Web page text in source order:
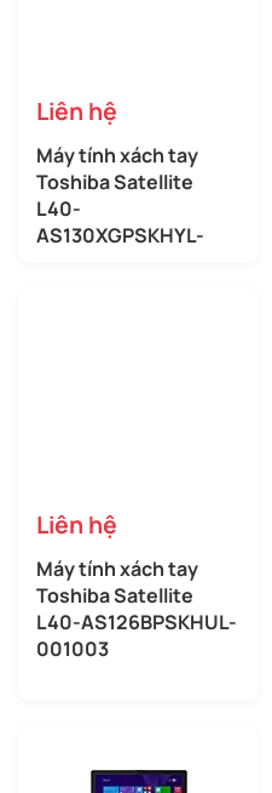
Liên hệ
Máy tính xách tay
Toshiba Satellite
L40-
AS130XGPSKHYL-
Liên hệ
Máy tính xách tay
Toshiba Satellite
L40-AS126BPSKHUL-
001003